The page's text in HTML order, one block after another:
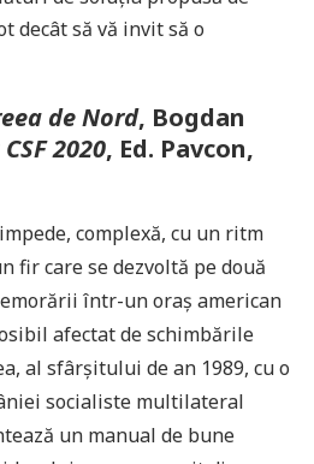
decât să vă invit să o
de Nord, Bogdan
2020, Ed. Pavcon,
complexă, cu un ritm
fir care se dezvoltă pe două
într-un oraș american
afectat de schimbările
al sfârșitului de an 1989, cu o
socialiste multilateral
un manual de bune